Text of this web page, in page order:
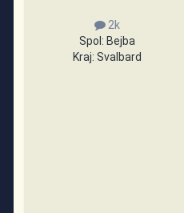
2k
Spol: Bejba
Kraj: Svalbard